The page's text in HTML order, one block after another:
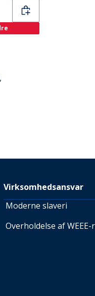
Virksomhedsansvar
Moderne slaveri
Overholdelse af